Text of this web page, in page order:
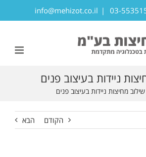
|
info@mehizot.co.il
ניידות בעיצוב פנים
שילוב מחיצות ניידות בעיצוב פנים
הקודם הבא